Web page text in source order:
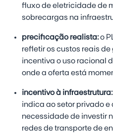
fluxo de eletricidade de
sobrecargas na
precificação realista:o
refletir os custos reais
incentiva o uso racional
onde a oferta está
incentivo à infraestrutura:
indica ao setor privado e
necessidade de investir
redes de transporte de